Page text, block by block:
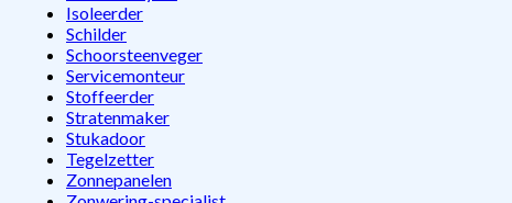
Isoleerder
Schilder
Schoorsteenveger
Servicemonteur
Stoffeerder
Stratenmaker
Stukadoor
Tegelzetter
Zonnepanelen